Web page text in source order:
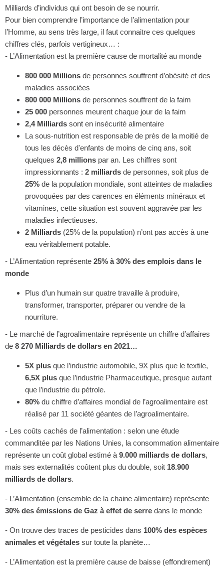
Milliards d’individus qui ont besoin de se nourrir.
Pour bien comprendre l’importance de l’alimentation pour
l’Homme, au sens très large, il faut connaitre ces quelques
chiffres clés, parfois vertigineux… :
- L’Alimentation est la première cause de mortalité au monde
800 000 Millions de personnes souffrent d’obésité et des
maladies associées
800 000 Millions de personnes souffrent de la faim
25 000 personnes meurent chaque jour de la faim
2,4 Milliards sont en insécurité alimentaire
La sous-nutrition est responsable de près de la moitié de
tous les décès d'enfants de moins de cinq ans, soit
quelques 2,8 millions par an. Les chiffres sont
impressionnants : 2 milliards de personnes, soit plus de
25% de la population mondiale, sont atteintes de maladies
provoquées par des carences en éléments minéraux et
vitamines, cette situation est souvent aggravée par les
maladies infectieuses.
2 Milliards (25% de la population) n’ont pas accès à une
eau véritablement potable.
- L’Alimentation représente 25% à 30% des emplois dans le
monde
Plus d’un humain sur quatre travaille à produire,
transformer, transporter, préparer ou vendre de la
nourriture.
- Le marché de l’agroalimentaire représente un chiffre d’affaires
de 8 270 Milliards de dollars en 2021…
5X plus que l’industrie automobile, 9X plus que le textile,
6,5X plus que l’industrie Pharmaceutique, presque autant
que l’industrie du pétrole.
80% du chiffre d’affaires mondial de l’agroalimentaire est
réalisé par 11 société géantes de l’agroalimentaire.
- Les coûts cachés de l’alimentation : selon une étude
commanditée par les Nations Unies, la consommation alimentaire
représente un coût global estimé à 9.000 milliards de dollars,
mais ses externalités coûtent plus du double, soit 18.900
milliards de dollars.
- L’Alimentation (ensemble de la chaine alimentaire) représente
30% des émissions de Gaz à effet de serre dans le monde
- On trouve des traces de pesticides dans 100% des espèces
animales et végétales sur toute la planète…
- L’Alimentation est la première cause de baisse (effondrement)